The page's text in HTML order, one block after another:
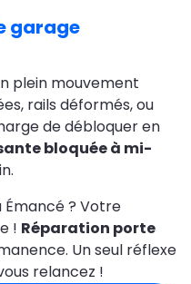
garage
plein mouvement
rails déformés, ou
de débloquer en
bloquée à mi-
Émancé ? Votre
! Réparation porte
Un seul réflexe
relancez !